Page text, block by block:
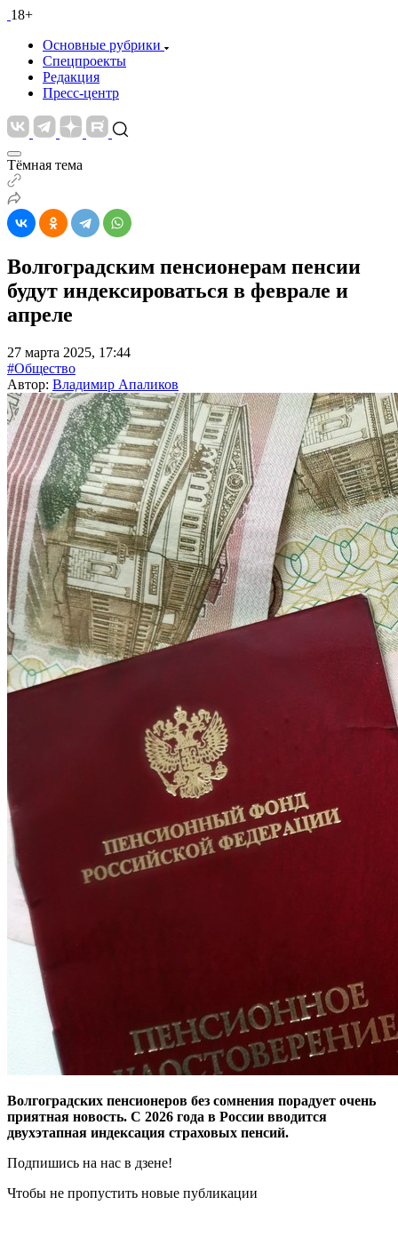
18+
Основные рубрики
Спецпроекты
Редакция
Пресс-центр
Тёмная тема
Волгоградским пенсионерам пенсии
будут индексироваться в феврале и
апреле
27 марта 2025, 17:44
#Общество
Автор: Владимир Апаликов
Волгоградских пенсионеров без сомнения порадует очень
приятная новость. С 2026 года в России вводится
двухэтапная индексация страховых пенсий.
Подпишись на нас в дзене!
Чтобы не пропустить новые публикации